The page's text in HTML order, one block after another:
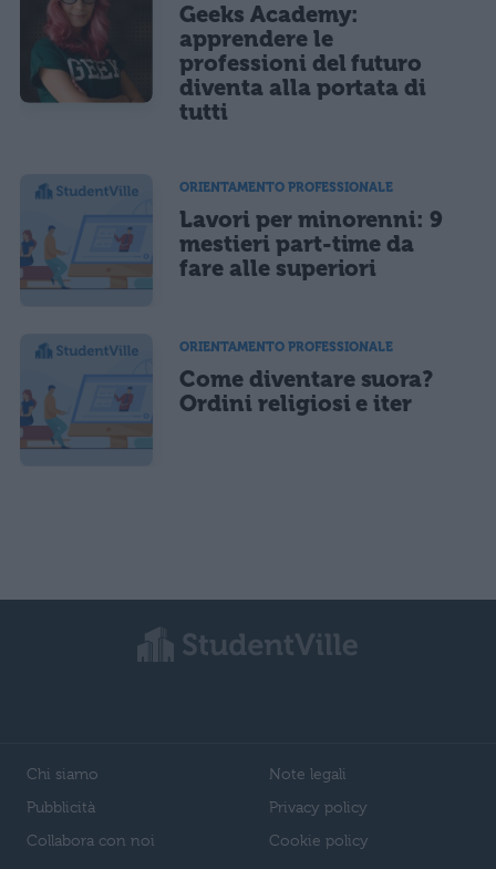
Geeks Academy:
apprendere le
professioni del futuro
diventa alla portata di
tutti
ORIENTAMENTO PROFESSIONALE
Lavori per minorenni: 9
mestieri part-time da
fare alle superiori
ORIENTAMENTO PROFESSIONALE
Come diventare suora?
Ordini religiosi e iter
Chi siamo
Pubblicità
Collabora con noi
Note legali
Privacy policy
Cookie policy